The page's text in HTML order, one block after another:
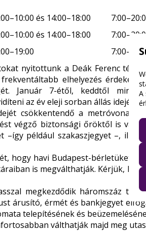
és 14:00–18:00
és 14:00–18:00
nyitottunk a Deák Ferenc tér
elhelyezés
Január 7-étől, keddtől
az év eleji sorban állás idejét.
csökkentendő a
végző biztonsági őröktől is
–így például szakaszjegyet –,
hogy havi Budapest-bérletüket a
is megválthatják. Kérjük,
megkezdődik háromszáz
árusító, érmét és bankjegyet
telepítésének és
válthatják majd meg
A